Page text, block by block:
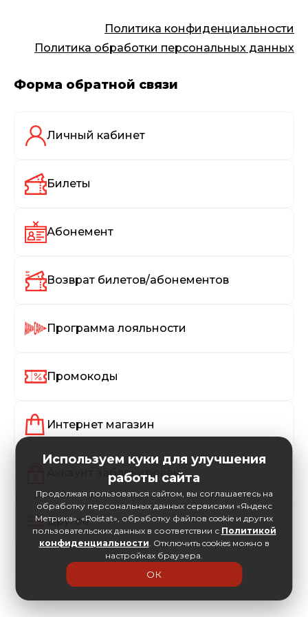
Политика конфиденциальности
Политика обработки персональных данных
Форма обратной связи
Личный кабинет
Билеты
Абонемент
Возврат билетов/абонементов
Программа лояльности
Промокоды
Интернет магазин
Аккаунт заблокирован
Другое
Используем куки для улучшения
работы сайта
Продолжая пользоваться сайтом, вы соглашаетесь на
обработку персональных данных сервисами «Яндекс
Метрика», «Roistat», обработку файлов cookie и других
пользовательских данных в соответствии с Политикой
конфиденциальности. Отключить cookies можно в
настройках браузера.
ОК